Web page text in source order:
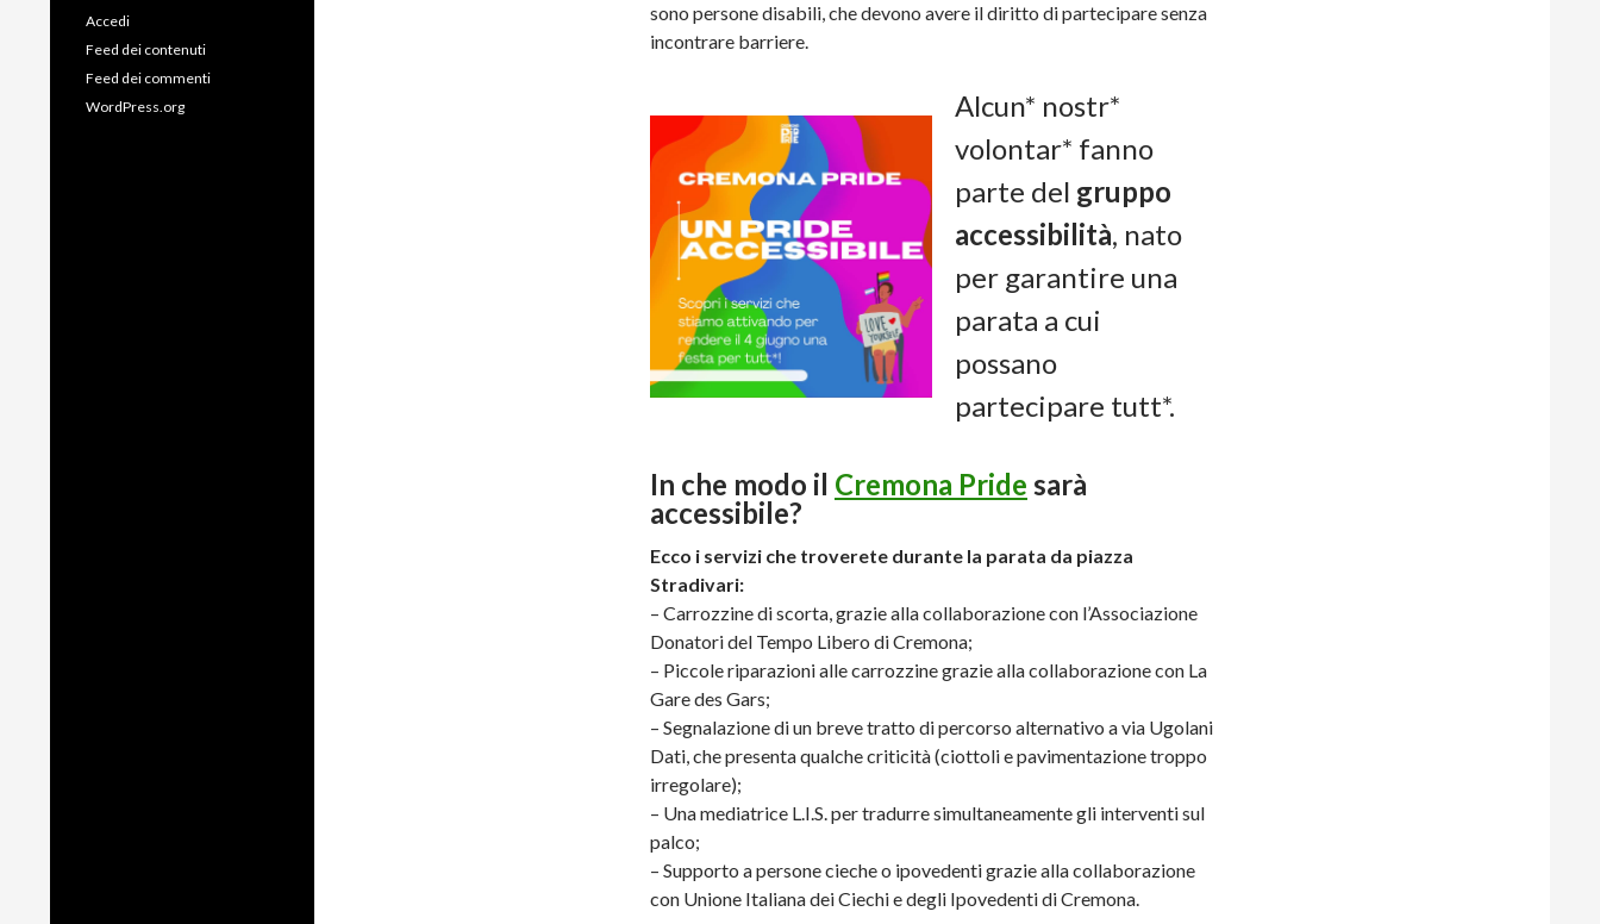
sono persone disabili, che devono avere il diritto di partecipare senza
incontrare barriere.
Alcun* nostr*
volontar* fanno
parte del gruppo
accessibilità, nato
per garantire una
parata a cui
possano
partecipare tutt*.
In che modo il Cremona Pride sarà
accessibile?
Ecco i servizi che troverete durante la parata da piazza
Stradivari:
– Carrozzine di scorta, grazie alla collaborazione con l’Associazione
Donatori del Tempo Libero di Cremona;
– Piccole riparazioni alle carrozzine grazie alla collaborazione con La
Gare des Gars;
– Segnalazione di un breve tratto di percorso alternativo a via Ugolani
Dati, che presenta qualche criticità (ciottoli e pavimentazione troppo
irregolare);
– Una mediatrice L.I.S. per tradurre simultaneamente gli interventi sul
palco;
– Supporto a persone cieche o ipovedenti grazie alla collaborazione
con Unione Italiana dei Ciechi e degli Ipovedenti di Cremona.
Accedi
Feed dei contenuti
Feed dei commenti
WordPress.org